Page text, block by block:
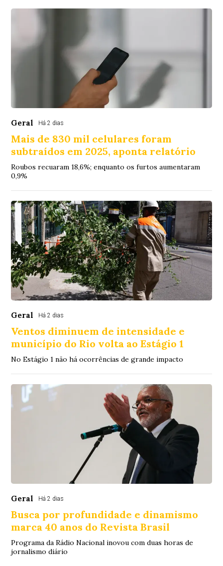
Geral Há 2 dias
Mais de 830 mil celulares foram
subtraídos em 2025, aponta relatório
Roubos recuaram 18,6%; enquanto os furtos aumentaram
0,9%
Geral Há 2 dias
Ventos diminuem de intensidade e
município do Rio volta ao Estágio 1
No Estágio 1 não há ocorrências de grande impacto
Geral Há 2 dias
Busca por profundidade e dinamismo
marca 40 anos do Revista Brasil
Programa da Rádio Nacional inovou com duas horas de
jornalismo diário